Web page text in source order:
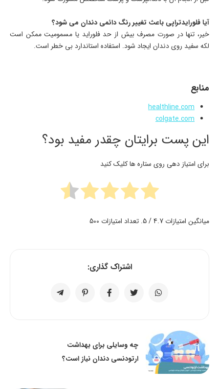
آیا فلورایدتراپی باعث تغییر رنگ دائمی دندان می شود؟
خیر، تنها در صورت مصرف بیش از حد فلوراید یا مسمومیت ممکن است
لکه سفید روی دندان ایجاد شود. استفاده استاندارد بی خطر است.
منابع
healthline.com
colgate.com
این پست برایتان چقدر مفید بود؟
برای امتیاز دهی روی ستاره ها کلیک کنید
میانگین امتیازات 4.7/ 5. تعداد امتیازات 500
اشتراک گذاری:
چه وسایلی برای بهداشت
ارتودنسی دندان نیاز است؟